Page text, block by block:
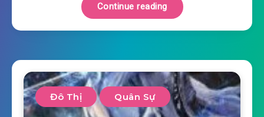
Continue reading
Đô Thị Quân Sự